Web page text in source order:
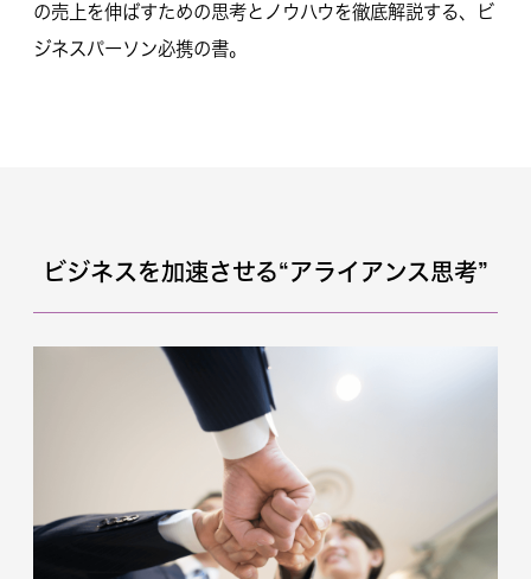
の売上を伸ばすための思考とノウハウを徹底解説する、ビ
ジネスパーソン必携の書。
ビジネスを加速させる“アライアンス思考”